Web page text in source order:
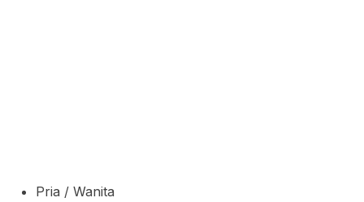
Pria / Wanita